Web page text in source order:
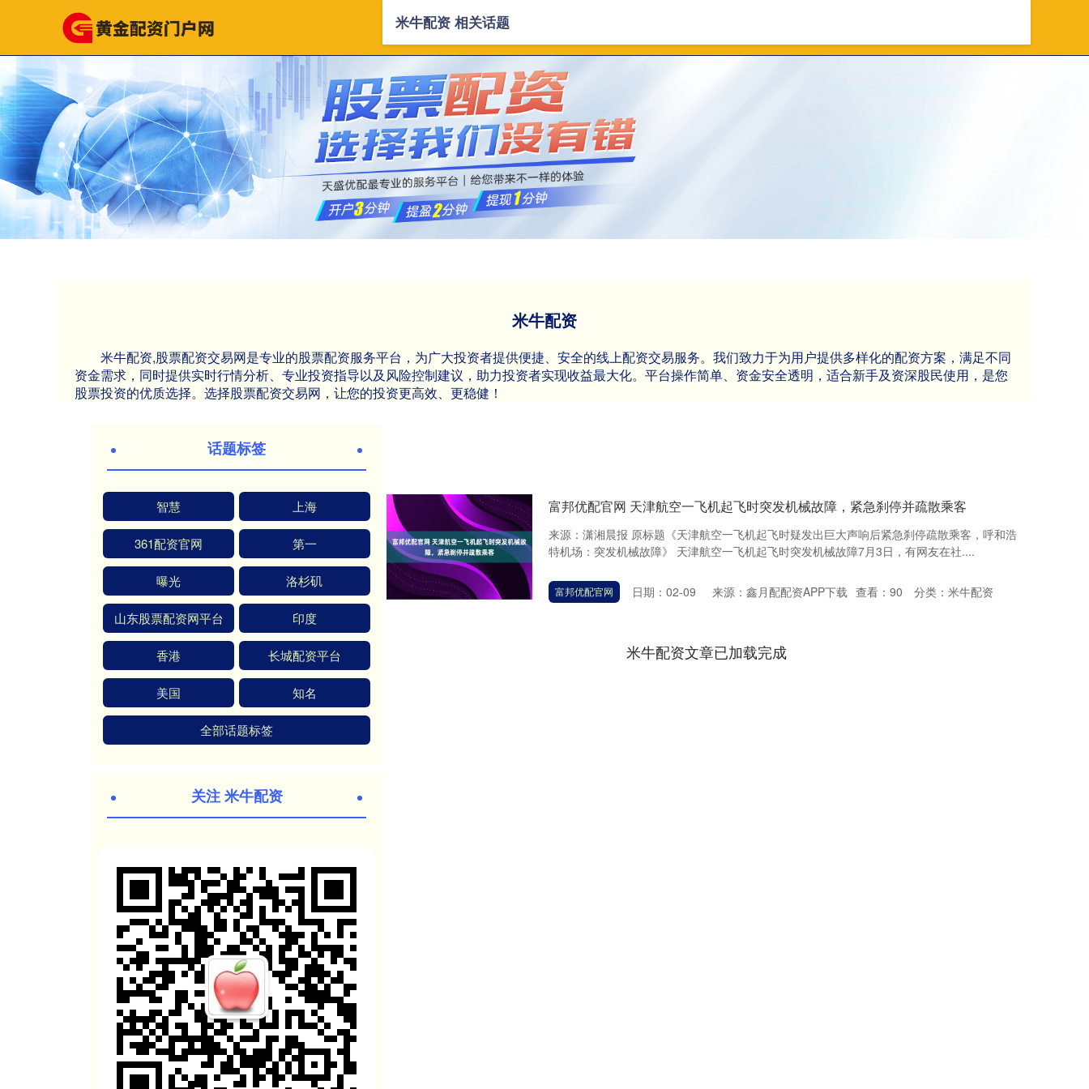
米牛配资
米牛配资,股票配资交易网是专业的股票配资服务平台，为广大投资者提供便捷、安全的线上配资交易服务。我们致力于为用户提供多样化的配资方案，满足不同
资金需求，同时提供实时行情分析、专业投资指导以及风险控制建议，助力投资者实现收益最大化。平台操作简单、资金安全透明，适合新手及资深股民使用，是您
股票投资的优质选择。选择股票配资交易网，让您的投资更高效、更稳健！
米牛配资 相关话题
富邦优配官网 天津航空一飞机起飞时突发机械故障，紧急刹停并疏散乘客
来源：潇湘晨报 原标题《天津航空一飞机起飞时疑发出巨大声响后紧急刹停疏散乘客，呼和浩
特机场：突发机械故障》 天津航空一飞机起飞时突发机械故障7月3日，有网友在社....
富邦优配官网 日期：02-09 来源：鑫月配配资APP下载 查看： 90 分类： 米牛配资
米牛配资文章已加载完成
话题标签
智慧 上海
361配资官网 第一
曝光 洛杉矶
山东股票配资网平台 印度
香港 长城配资平台
美国 知名
全部话题标签
关注 米牛配资